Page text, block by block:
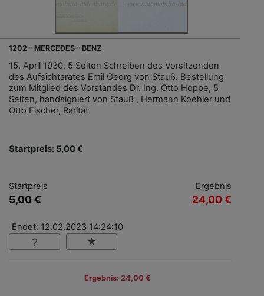
1202 - MERCEDES - BENZ
15. April 1930, 5 Seiten Schreiben des Vorsitzenden
des Aufsichtsrates Emil Georg von Stauß. Bestellung
zum Mitglied des Vorstandes Dr. Ing. Otto Hoppe, 5
Seiten, handsigniert von Stauß , Hermann Koehler und
Otto Fischer, Rarität
Startpreis: 5,00 €
Startpreis
5,00 €
Ergebnis
24,00 €
Endet: 12.02.2023 14:24:10
Ergebnis: 24,00 €